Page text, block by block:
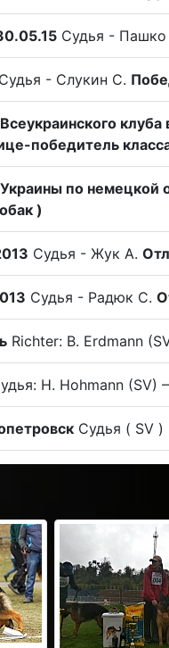
Судья -
Судья - Слукин С.
победитель
Украины по
)
Судья - Жук А.
Судья - Радюк С.
Richter: B. Erdmann
H. Hohmann (SV)
Судья ( SV )